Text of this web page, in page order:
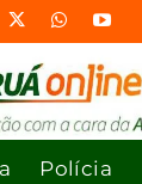
Polícia